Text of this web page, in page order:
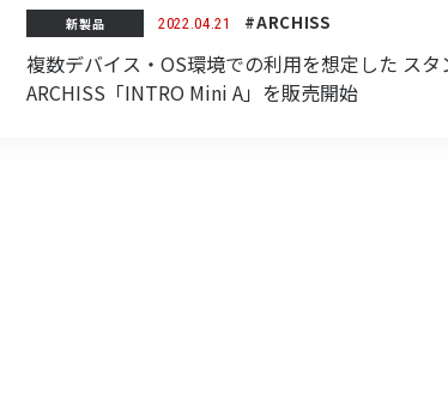
新製品 2022.04.21 #ARCHISS
複数デバイス・OS環境での利用を想定した ス
ARCHISS「INTRO Mini A」を販売開始